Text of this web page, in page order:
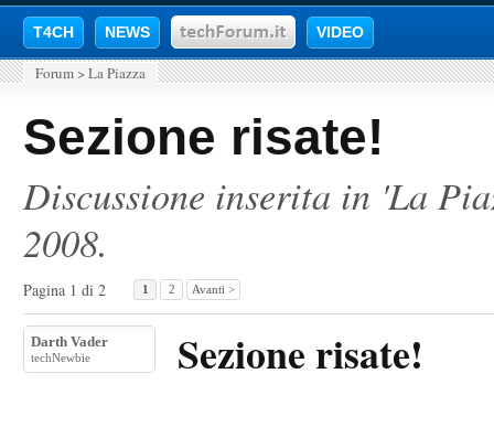
T4CH NEWS VIDEO
Forum > La Piazza
Sezione risate!
Discussione inserita in 'La
2008.
Pagina 1 di 2 1 2 Avanti >
Darth Vader
techNewbie Sezione risate!